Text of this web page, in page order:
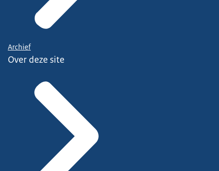
Archief
Over deze site